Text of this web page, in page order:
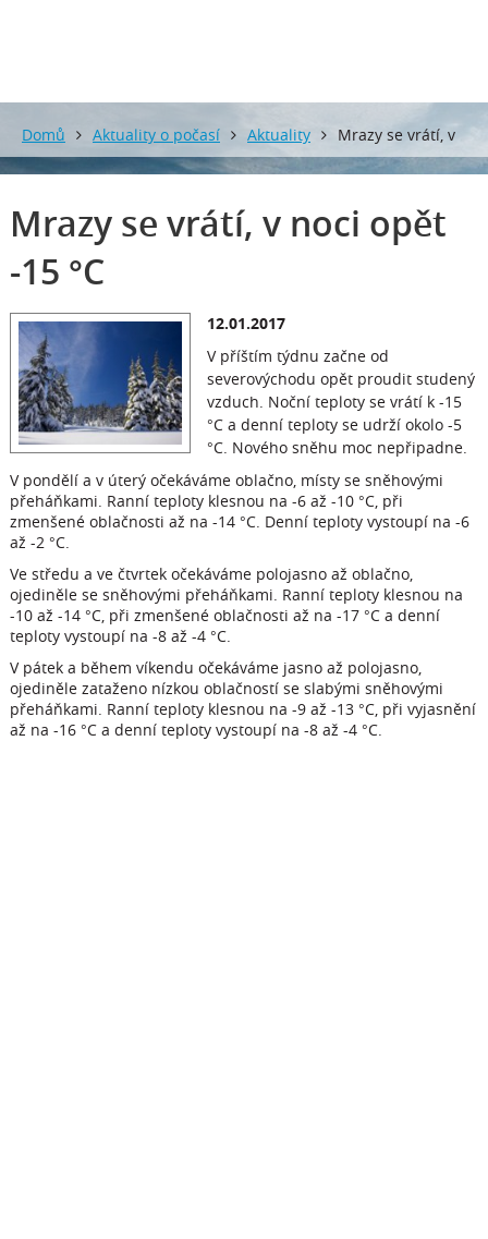
Domů Aktuality o počasí Aktuality Mrazy se vrátí, v
noci opět -15 °C
Mrazy se vrátí, v noci opět
-15 °C
12.01.2017
V příštím týdnu začne od
severovýchodu opět proudit studený
vzduch. Noční teploty se vrátí k -15
°C a denní teploty se udrží okolo -5
°C. Nového sněhu moc nepřipadne.
V pondělí a v úterý očekáváme oblačno, místy se sněhovými
přeháňkami. Ranní teploty klesnou na -6 až -10 °C, při
zmenšené oblačnosti až na -14 °C. Denní teploty vystoupí na -6
až -2 °C.
Ve středu a ve čtvrtek očekáváme polojasno až oblačno,
ojediněle se sněhovými přeháňkami. Ranní teploty klesnou na
-10 až -14 °C, při zmenšené oblačnosti až na -17 °C a denní
teploty vystoupí na -8 až -4 °C.
V pátek a během víkendu očekáváme jasno až polojasno,
ojediněle zataženo nízkou oblačností se slabými sněhovými
přeháňkami. Ranní teploty klesnou na -9 až -13 °C, při vyjasnění
až na -16 °C a denní teploty vystoupí na -8 až -4 °C.